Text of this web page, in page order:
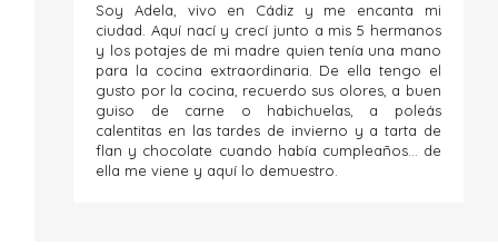
Soy Adela, vivo en Cádiz y me encanta mi
ciudad. Aquí nací y crecí junto a mis 5 hermanos
y los potajes de mi madre quien tenía una mano
para la cocina extraordinaria. De ella tengo el
gusto por la cocina, recuerdo sus olores, a buen
guiso de carne o habichuelas, a poleás
calentitas en las tardes de invierno y a tarta de
flan y chocolate cuando había cumpleaños... de
ella me viene y aquí lo demuestro.